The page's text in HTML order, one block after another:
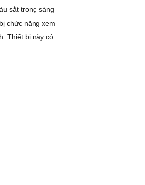
sắt trong sáng
chức năng xem
có